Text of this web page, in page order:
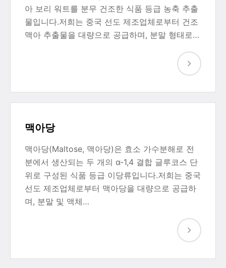
아 보리 워트를 분무 건조한 식품 등급 농축 추출
물입니다.저희는 중국 선도 제조업체로부터 건조
맥아 추출물을 대량으로 공급하며, 분말 형태로…
맥아당
맥아당(Maltose, 맥아당)은 효소 가수분해로 전
분에서 생산되는 두 개의 α-1,4 결합 글루코스 단
위로 구성된 식품 등급 이당류입니다.저희는 중국
선도 제조업체로부터 맥아당을 대량으로 공급하
며, 분말 및 액체…